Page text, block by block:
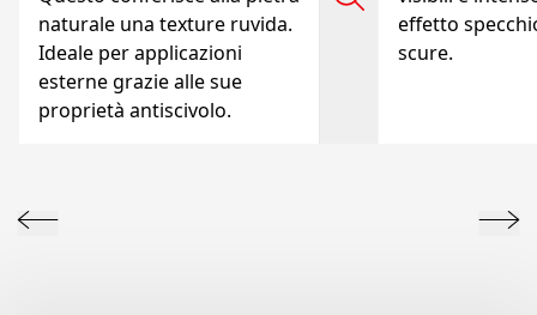
naturale una texture ruvida.
Ideale per applicazioni
esterne grazie alle sue
proprietà antiscivolo.
effetto
scure.